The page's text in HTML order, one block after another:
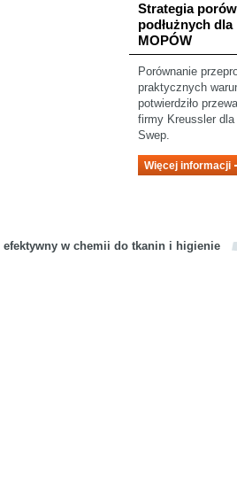
Strategia
podłużnych dla
MOPÓW
Porównanie
praktycznych
potwierdziło
firmy Kreussler
Swep.
Więcej informacji
efektywny w chemii do tkanin i higienie